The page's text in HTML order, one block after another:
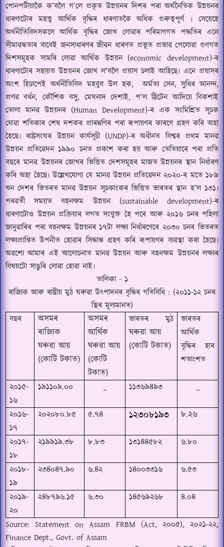
পোনপটীয়াকৈ ক’বলৈ গ’লে প্ৰকৃত উন্নয়নৰ দিশৰ পৰা অৰ্থনৈতিক উন্নয়নৰ
ধাৰণাটোৰ মহত্ত্ব আৰ্থিক বৃদ্ধিৰ ধাৰণাতকৈ অধিক গুৰুত্বপূৰ্ণ ৷ সেয়েহে
অৰ্থনীতিবিদসকলে আৰ্থিক বৃদ্ধিৰ জোখ লোৱাৰ পৰিমাণগত পদ্ধতিৰ এনে
সীমাৱদ্ধতাৰ বাবেই জনসাধাৰণৰ জীৱন ধাৰণত প্ৰভূত প্ৰভাৱ পেলোৱা গুণগত
দিশসমূহক সামৰি লোৱা আৰ্থিক উন্নয়ন (economic development)-ৰ
ধাৰণাটোৰ সহায়ত উন্নয়নৰ জোখ ল'বলৈ প্ৰয়াস চলাই আহিছে৷ এনে প্ৰয়াসৰ
অংশ হিচাপেই অৰ্থনীতিবিদ মহবুব উল হক, অৰ্মত্য সেন,সুধিৰ আনন্দ,
প্ৰণৱ বৰ্ধন, কৌশিক বসু, মেঘনাদ দেশাই, প’ল ষ্ট্ৰিটেন আদিয়ে বিকশাই
তোলা মানৱ উন্নয়নৰ (Human Development)-ৰ এক সংমিশ্ৰিত সূচক
যোৱা শতিকাৰ শেষ দশকৰ প্ৰাৰম্ভণিৰ পৰা ৰূপায়ণৰ কাৰণে গ্ৰহণ কৰি অহা
হৈছে৷ ৰাষ্ট্ৰসংঘৰ উন্নয়ন কাৰ্যসূচী (UNDP)-ৰ অধীনত বিশ্বৰ প্ৰথম মানৱ
উন্নয়ন প্ৰতিৱেদন ১৯৯০ চনত প্ৰকাশ কৰা হয় আৰু তেতিয়াৰে পৰা প্ৰতি
বছৰে মানৱ উন্নয়নৰ জোখৰ ভিত্তিত দেশসমূহৰ মাজত উন্নয়নৰ স্থান নিৰ্ধাৰণ
কৰি অহা হৈছে৷ উল্লেখযোগ্য যে মানৱ উন্নয়ন প্ৰতিৱেদন ২০২০-ৰ মতে ১৮৯
খন দেশৰ ভিতৰত মানৱ উন্নয়ন সূচকাংকৰ ভিত্তিত ভাৰতৰ স্থান হ’ল ১৩১৷
পৰৱৰ্তী সময়ত বহনক্ষম উন্নয়ন (sustainable development)-ৰ
ধাৰণাটোও উন্নয়নপ্ৰক্ৰিয়াৰ লগত সংযুক্ত হৈ পৰে আৰু ২০১৬ চনৰ পহিলা
জানুৱাৰিৰ পৰা বহনক্ষম উন্নয়নৰ ১৭টা লক্ষ্য নিৰ্ধাৰণেৰে ২০৩০ চনৰ ভিতৰত
লক্ষ্যপ্ৰাপ্তিত উপনীত হোৱাৰ সিদ্ধান্ত গ্ৰহণ কৰি ৰূপায়ণৰ ব্যৱস্থা কৰা হৈছে৷
অৱশ্যে আমাৰ এই আলোচনাত মানৱ উন্নয়ন আৰু বহনক্ষম উন্নয়নৰ লক্ষ্যৰ
বিষয়টো সাঙুৰি লোৱা হোৱা নাই৷
তালিকা - ১
ৰাজ্যিক আৰু ৰাষ্ট্ৰীয় মুঠ ঘৰুৱা উৎপাদনৰ বৃদ্ধিৰ গতিবিধি : (২০১১-১২ চনৰ
স্থিৰ মূল্যমানত)
বছৰ
অসমৰ
ৰাজ্যিক
ঘৰুৱা আয়
(কোটি টকাত)
অসমৰ
আৰ্থিক
ঘৰুৱা আয়
(কোটি
টকাত)
ভাৰতৰ মুঠ
ঘৰুৱা আয়
(কোটি টকাত)
ভাৰতৰ
আৰ্থিক
বৃদ্ধিৰ হাৰ
শতাংশত
২০১৫-
১৬
১৯১১০৯.০০ _ ১১৩৬৯৪৯৩ _
২০১৬-
১৭
২০২০৮০.৮৫ ৫.৭৪ ১২৩০৮১৯৩ ৮.২৬
২০১৭-
১৮
২১৯৯১৯.৩৮ ৮.৮৩ ১৩১৪৪৫৮২ ৬.৮০
২০১৮-
১৯
২৩৪০৪৭.৯০ ৬.৪২ ১৪০০৩৩১৬ ৬.৫৩
২০১৯-
২০
২৪৮৭৯৬.১৫ ৬.৩০ ১৪৫৬৯২৬৮ ৪.০৪
Source: Statement on Assam FRBM (Act, ২০০৫),২০২১-২২,
Finance Dept., Govt. of Assam